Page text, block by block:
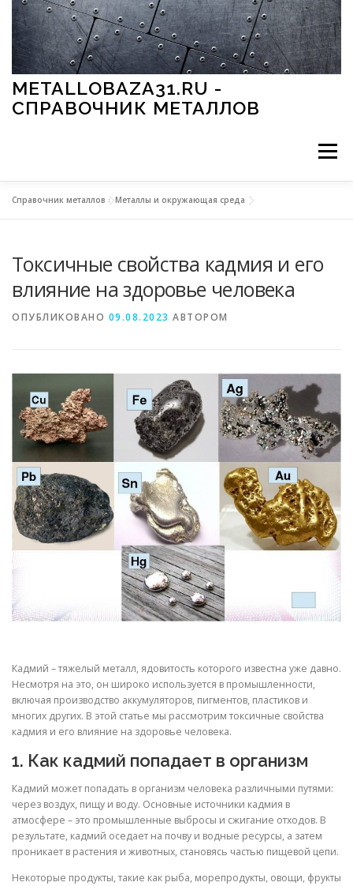
Перейти к содержимому
METALLOBAZA31.RU -
СПРАВОЧНИК МЕТАЛЛОВ
Меню
МЕТАЛЛЫ И ОКРУЖАЮЩАЯ СРЕДА
СВОЙСТВА МЕТАЛЛОВ СОРТА МЕТАЛЛОВ
СТАТЬИ
Справочник металлов »Металлы и окружающая среда
Токсичные свойства кадмия и его
влияние на здоровье человека
ОПУБЛИКОВАНО 09.08.2023 АВТОРОМ
Кадмий – тяжелый металл, ядовитость которого известна уже давно.
Несмотря на это, он широко используется в промышленности,
включая производство аккумуляторов, пигментов, пластиков и
многих других. В этой статье мы рассмотрим токсичные свойства
кадмия и его влияние на здоровье человека.
1. Как кадмий попадает в организм
Кадмий может попадать в организм человека различными путями:
через воздух, пищу и воду. Основные источники кадмия в
атмосфере – это промышленные выбросы и сжигание отходов. В
результате, кадмий оседает на почву и водные ресурсы, а затем
проникает в растения и животных, становясь частью пищевой цепи.
Некоторые продукты, такие как рыба, морепродукты, овощи, фрукты